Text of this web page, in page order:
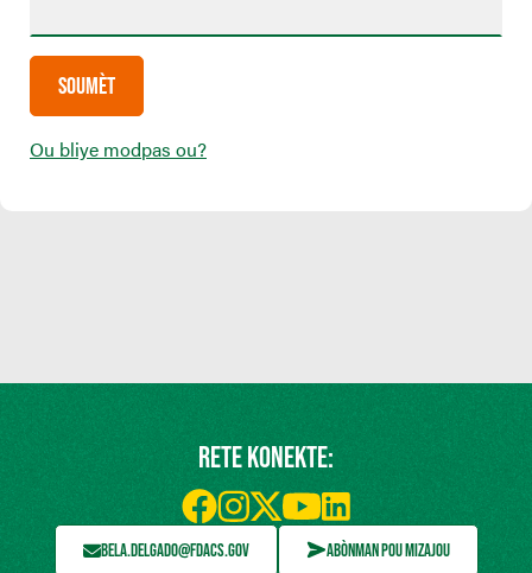
Ou bliye modpas ou?
RETE KONEKTE:
BELA.DELGADO@FDACS.GOV ABÒNMAN POU MIZAJOU